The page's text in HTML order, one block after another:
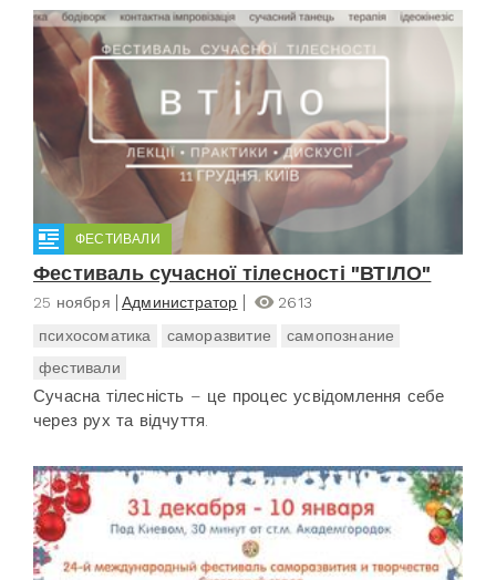
ФЕСТИВАЛИ
Фестиваль сучасної тілесності "ВТІЛО"
25 ноября Администратор
2613
психосоматика
саморазвитие
самопознание
фестивали
Сучасна тілесність – це процес усвідомлення себе
через рух та відчуття.